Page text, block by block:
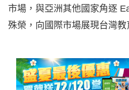
市場，與亞洲其他國家角逐
殊榮，向國際市場展現台灣教